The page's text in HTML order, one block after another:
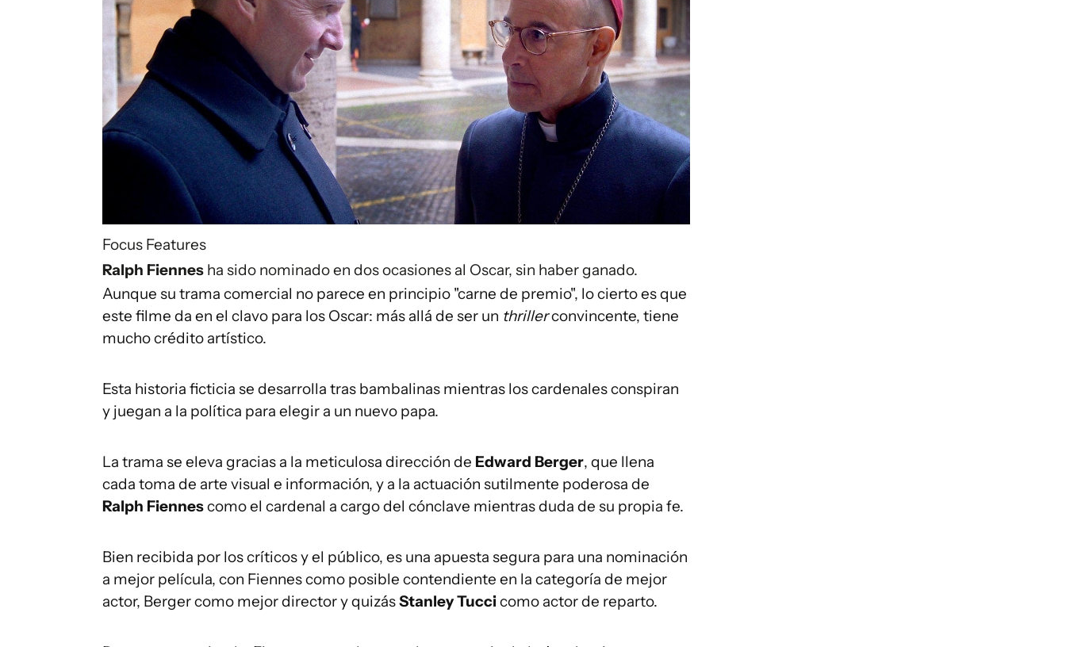
Focus Features
Ralph Fiennes ha sido nominado en dos ocasiones al Oscar, sin haber ganado.
Aunque su trama comercial no parece en principio "carne de premio", lo cierto es que
este filme da en el clavo para los Oscar: más allá de ser un thrillerconvincente, tiene
mucho crédito artístico.
Esta historia ficticia se desarrolla tras bambalinas mientras los cardenales conspiran
y juegan a la política para elegir a un nuevo papa.
La trama se eleva gracias a la meticulosa dirección de Edward Berger, que llena
cada toma de arte visual e información, y a la actuación sutilmente poderosa de
Ralph Fiennescomo el cardenal a cargo del cónclave mientras duda de su propia fe.
Bien recibida por los críticos y el público, es una apuesta segura para una nominación
a mejor película, con Fiennes como posible contendiente en la categoría de mejor
actor, Berger como mejor director y quizásStanley Tucci como actor de reparto.